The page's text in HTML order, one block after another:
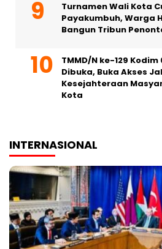
Turnamen Wali Kota
Payakumbuh, Warga
Bangun Tribun
TMMD/N ke-129
Dibuka, Buka Akses
Kesejahteraan
Kota
INTERNASIONAL